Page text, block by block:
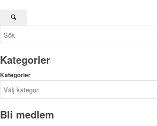
Kategorier
Kategorier
Bli medlem